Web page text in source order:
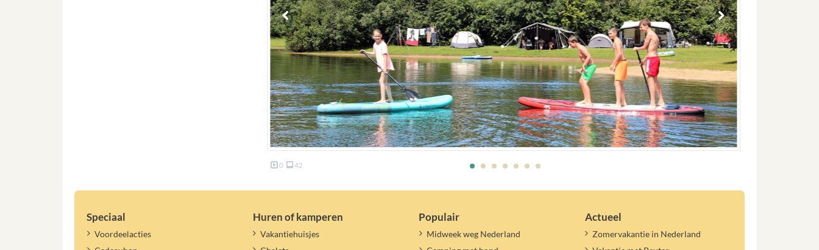
0 42
Speciaal
Voordeelacties
Huren of kamperen
Vakantiehuisjes
Populair
Midweek weg Nederland
Actueel
Zomervakantie in Nederland